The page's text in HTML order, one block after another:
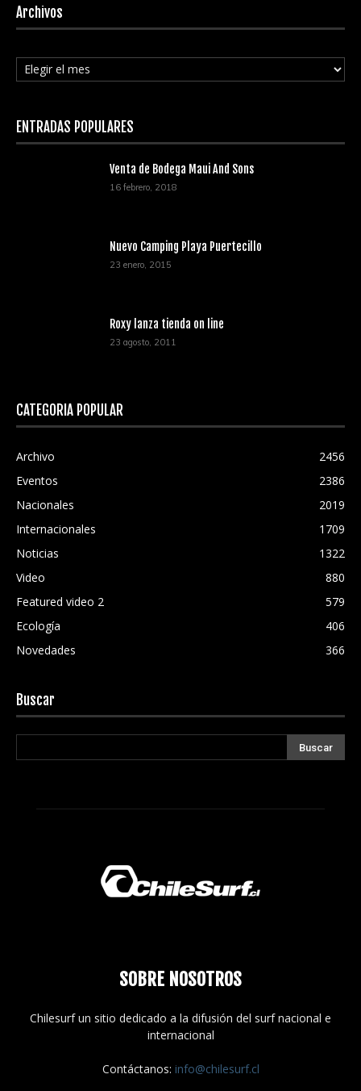
Archivos
Archivos
ENTRADAS POPULARES
Venta de Bodega Maui And Sons
16 febrero, 2018
Nuevo Camping Playa Puertecillo
23 enero, 2015
Roxy lanza tienda on line
23 agosto, 2011
CATEGORÍA POPULAR
Archivo
2456
Eventos
2386
Nacionales
2019
Internacionales
1709
Noticias
1322
Video
880
Featured video 2
579
Ecología
406
Novedades
366
Buscar
SOBRE NOSOTROS
Chilesurf un sitio dedicado a la difusión del surf nacional e
internacional
Contáctanos: info@chilesurf.cl